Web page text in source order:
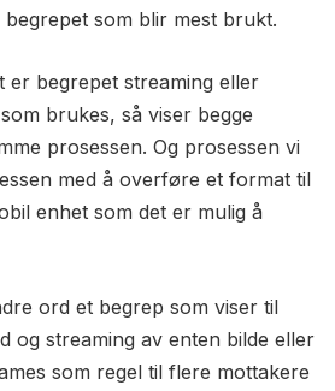
som blir mest brukt.
er begrepet streaming eller
brukes, så viser begge
prosessen. Og prosessen vi
med å overføre et format til
enhet som det er mulig å
ord et begrep som viser til
og streaming av enten bilde eller
som regel til flere mottakere